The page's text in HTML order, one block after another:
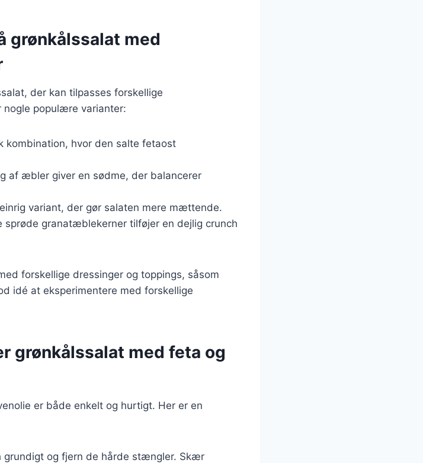
grønkålssalat med
der kan tilpasses forskellige
populære varianter:
kombination, hvor den salte fetaost
af æbler giver en sødme, der balancerer
variant, der gør salaten mere mættende.
sprøde granatæblekerner tilføjer en dejlig crunch
forskellige dressinger og toppings, såsom
idé at eksperimentere med forskellige
grønkålssalat med feta og
er både enkelt og hurtigt. Her er en
grundigt og fjern de hårde stængler. Skær